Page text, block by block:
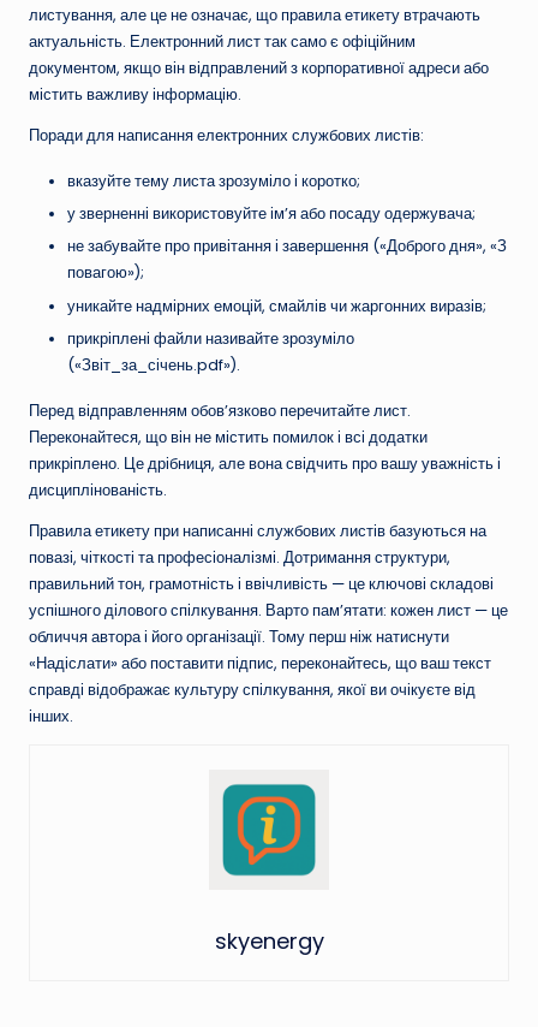
листування, але це не означає, що правила етикету втрачають
актуальність. Електронний лист так само є офіційним
документом, якщо він відправлений з корпоративної адреси або
містить важливу інформацію.
Поради для написання електронних службових листів:
вказуйте тему листа зрозуміло і коротко;
у зверненні використовуйте ім’я або посаду одержувача;
не забувайте про привітання і завершення («Доброго дня», «З
повагою»);
уникайте надмірних емоцій, смайлів чи жаргонних виразів;
прикріплені файли називайте зрозуміло
(«Звіт_за_січень.pdf»).
Перед відправленням обов’язково перечитайте лист.
Переконайтеся, що він не містить помилок і всі додатки
прикріплено. Це дрібниця, але вона свідчить про вашу уважність і
дисциплінованість.
Правила етикету при написанні службових листів базуються на
повазі, чіткості та професіоналізмі. Дотримання структури,
правильний тон, грамотність і ввічливість — це ключові складові
успішного ділового спілкування. Варто пам’ятати: кожен лист — це
обличчя автора і його організації. Тому перш ніж натиснути
«Надіслати» або поставити підпис, переконайтесь, що ваш текст
справді відображає культуру спілкування, якої ви очікуєте від
інших.
skyenergy